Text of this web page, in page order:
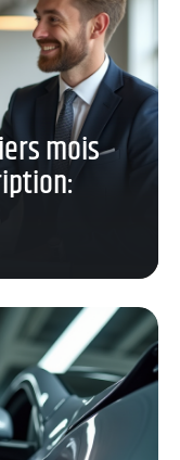
mois